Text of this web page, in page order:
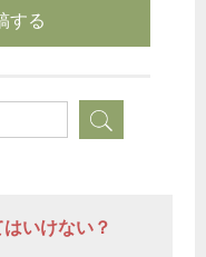
する
いけない？